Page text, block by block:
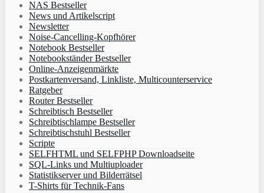
NAS Bestseller
News und Artikelscript
Newsletter
Noise-Cancelling-Kopfhörer
Notebook Bestseller
Notebookständer Bestseller
Online-Anzeigenmärkte
Postkartenversand, Linkliste, Multicounterservice
Ratgeber
Router Bestseller
Schreibtisch Bestseller
Schreibtischlampe Bestseller
Schreibtischstuhl Bestseller
Scripte
SELFHTML und SELFPHP Downloadseite
SQL-Links und Multiuploader
Statistikserver und Bilderrätsel
T-Shirts für Technik-Fans